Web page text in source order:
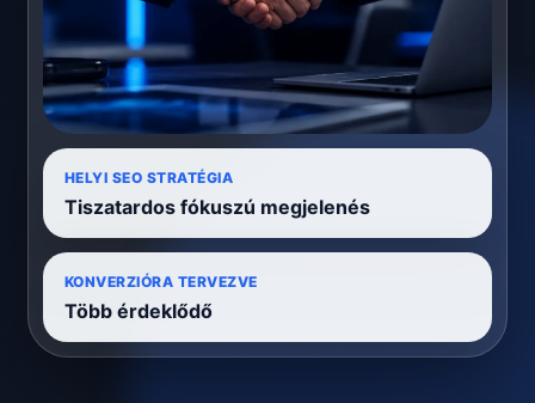
HELYI SEO STRATÉGIA
Tiszatar­dos fókuszú megjelenés
KONVERZIÓRA TERVEZVE
Több érdeklődő